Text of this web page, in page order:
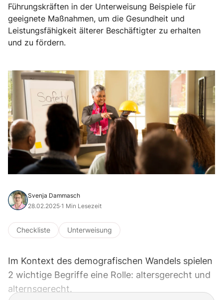
Führungskräften in der Unterweisung Beispiele für
geeignete Maßnahmen, um die Gesundheit und
Leistungsfähigkeit älterer Beschäftigter zu erhalten
und zu fördern.
Svenja Dammasch
28.02.2025·1 Min Lesezeit
Checkliste Unterweisung
Im Kontext des demografischen Wandels spielen
2 wichtige Begriffe eine Rolle: altersgerecht und
alternsgerecht.